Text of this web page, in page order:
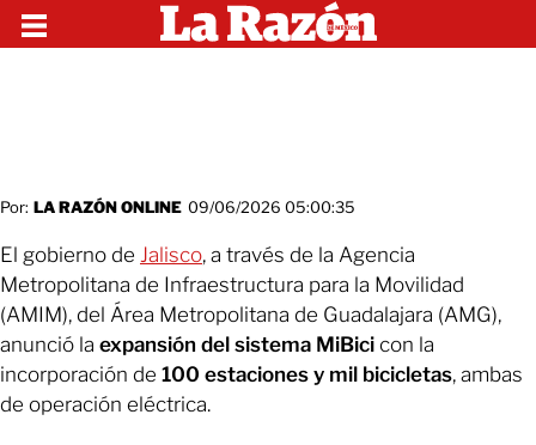
Por: LA RAZÓN ONLINE 09/06/2026 05:00:35
El gobierno de Jalisco, a través de la Agencia
Metropolitana de Infraestructura para la Movilidad
(AMIM), del Área Metropolitana de Guadalajara (AMG),
anunció la expansión del sistema MiBici con la
incorporación de 100 estaciones y mil bicicletas, ambas
de operación eléctrica.